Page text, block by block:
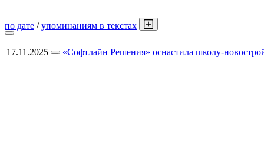
по дате /упоминаниям в текстах
17.11.2025 «Софтлайн Решения» оснастила школу-